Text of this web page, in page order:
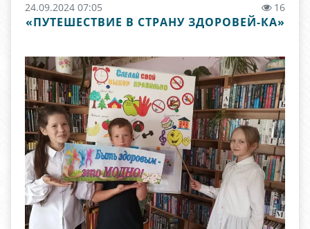
24.09.2024 07:05 16
«ПУТЕШЕСТВИЕ В СТРАНУ ЗДОРОВЕЙ-КА»